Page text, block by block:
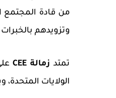
وتزويدهم
تمتد زمالة CEE
الولايات